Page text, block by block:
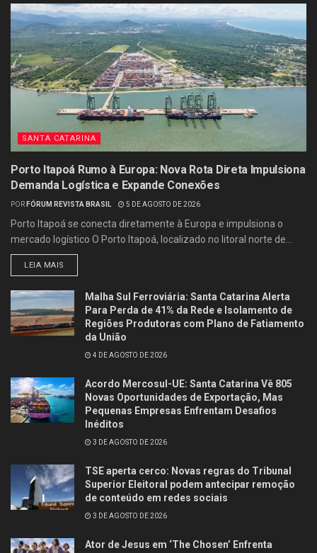
SANTA CATARINA
Porto Itapoá Rumo à Europa: Nova Rota Direta Impulsiona
Demanda Logística e Expande Conexões
POR FÓRUM REVISTA BRASIL 5 DE AGOSTO DE 2026
Porto Itapoá se conecta diretamente à Europa e impulsiona o
mercado logístico O Porto Itapoá, localizado no litoral norte de...
LEIA MAIS
Malha Sul Ferroviária: Santa Catarina Alerta
Para Perda de 41% da Rede e Isolamento de
Regiões Produtoras com Plano de Fatiamento
da União
4 DE AGOSTO DE 2026
Acordo Mercosul-UE: Santa Catarina Vê 805
Novas Oportunidades de Exportação, Mas
Pequenas Empresas Enfrentam Desafios
Inéditos
3 DE AGOSTO DE 2026
TSE aperta cerco: Novas regras do Tribunal
Superior Eleitoral podem antecipar remoção
de conteúdo em redes sociais
3 DE AGOSTO DE 2026
Ator de Jesus em ‘The Chosen’ Enfrenta